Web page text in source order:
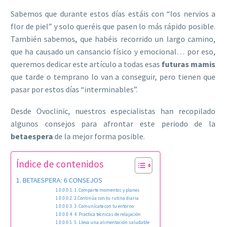
Sabemos que durante estos días estáis con “los nervios a
flor de piel” y solo queréis que pasen lo más rápido posible.
También sabemos, que habéis recorrido un largo camino,
que ha causado un cansancio físico y emocional… por eso,
queremos dedicar este artículo a todas esas futuras mamis
que tarde o temprano lo van a conseguir, pero tienen que
pasar por estos días “interminables”.
Desde Ovoclinic, nuestros especialistas han recopilado
algunos consejos para afrontar este periodo de la
betaespera de la mejor forma posible.
Índice de contenidos
BETAESPERA: 6 CONSEJOS
1. Comparte momentos y planes
2.Continúa con tu rutina diaria
3. Comunícate con tu entorno
4. Practica técnicas de relajación
5. Lleva una alimentación saludable